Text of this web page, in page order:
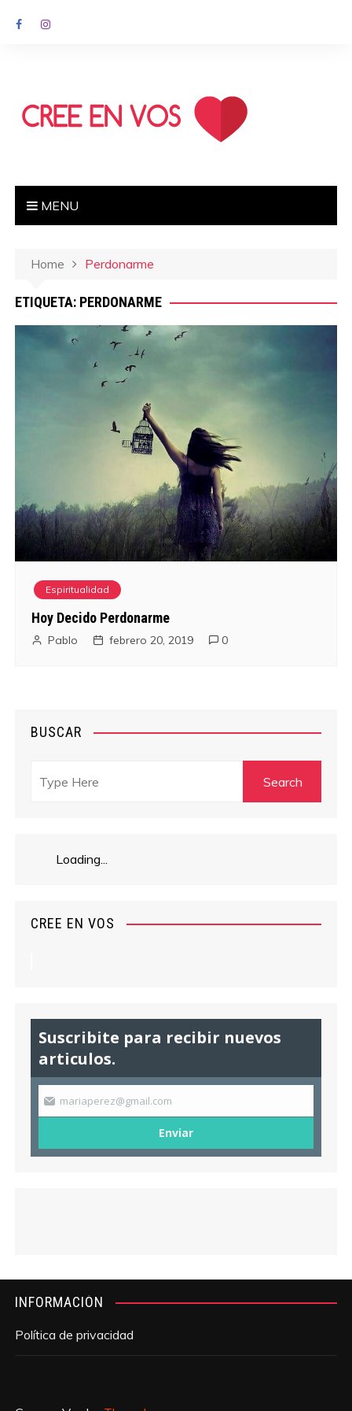
MENU
Home Perdonarme
ETIQUETA: PERDONARME
Espiritualidad
Hoy Decido Perdonarme
Pablo febrero 20, 2019 0
BUSCAR
Loading...
CREE EN VOS
Suscribite para recibir nuevos
articulos.
mariaperez@gmail.com
Enviar
INFORMACIÓN
Política de privacidad